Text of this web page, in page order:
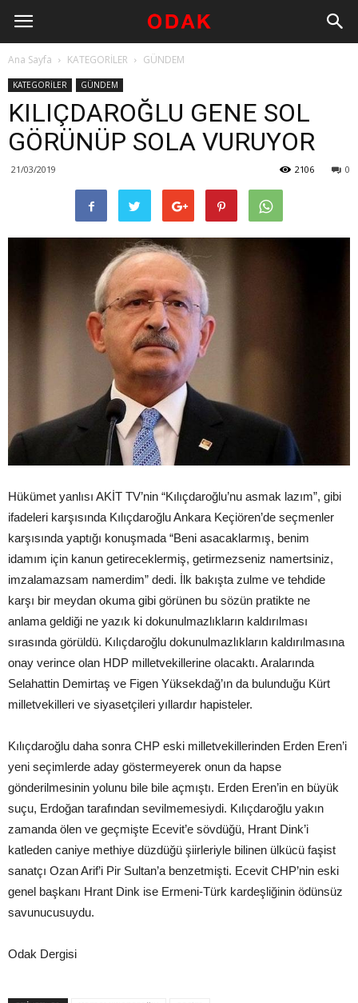
Ana Sayfa KATEGORİLER GÜNDEM
KATEGORİLER GÜNDEM
KILIÇDAROĞLU GENE SOL
GÖRÜNÜP SOLA VURUYOR
21/03/2019 0
2106
Hükümet yanlısı AKİT TV’nin “Kılıçdaroğlu’nu asmak lazım”, gibi
ifadeleri karşısında Kılıçdaroğlu Ankara Keçiören’de seçmenler
karşısında yaptığı konuşmada “Beni asacaklarmış, benim
idamım için kanun getireceklermiş, getirmezseniz namertsiniz,
imzalamazsam namerdim” dedi. İlk bakışta zulme ve tehdide
karşı bir meydan okuma gibi görünen bu sözün pratikte ne
anlama geldiği ne yazık ki dokunulmazlıkların kaldırılması
sırasında görüldü. Kılıçdaroğlu dokunulmazlıkların kaldırılmasına
onay verince olan HDP milletvekillerine olacaktı. Aralarında
Selahattin Demirtaş ve Figen Yüksekdağ’ın da bulunduğu Kürt
milletvekilleri ve siyasetçileri yıllardır hapisteler.
Kılıçdaroğlu daha sonra CHP eski milletvekillerinden Erden Eren’i
yeni seçimlerde aday göstermeyerek onun da hapse
gönderilmesinin yolunu bile bile açmıştı. Erden Eren’in en büyük
suçu, Erdoğan tarafından sevilmemesiydi. Kılıçdaroğlu yakın
zamanda ölen ve geçmişte Ecevit’e sövdüğü, Hrant Dink’i
katleden caniye methiye düzdüğü şiirleriyle bilinen ülkücü faşist
sanatçı Ozan Arif’i Pir Sultan’a benzetmişti. Ecevit CHP’nin eski
genel başkanı Hrant Dink ise Ermeni-Türk kardeşliğinin ödünsüz
savunucusuydu.
Odak Dergisi